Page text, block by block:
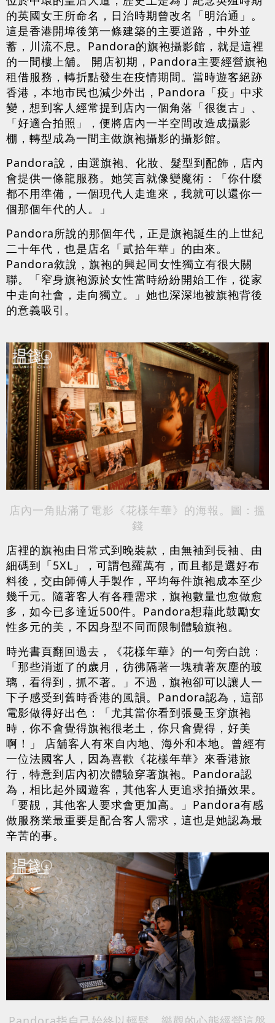
的英國女王所命名，日治時期曾改名「明治通」。
這是香港開埠後第一條建築的主要道路，中外並
蓄，川流不息。Pandora的旗袍攝影館，就是這裡
的一間樓上舖。 開店初期，Pandora主要經營旗袍
租借服務，轉折點發生在疫情期間。當時遊客絕跡
香港，本地市民也減少外出，Pandora「疫」中求
變，想到客人經常提到店內一個角落「很復古」、
「好適合拍照」，便將店內一半空間改造成攝影
棚，轉型成為一間主做旗袍攝影的攝影館。
Pandora說，由選旗袍、化妝、髮型到配飾，店內
會提供一條龍服務。她笑言就像變魔術：「你什麼
都不用準備，一個現代人走進來，我就可以還你一
個那個年代的人。」
Pandora所說的那個年代，正是旗袍誕生的上世紀
二十年代，也是店名「貳拾年華」的由來。
Pandora敘說，旗袍的興起同女性獨立有很大關
聯。「窄身旗袍源於女性當時紛紛開始工作，從家
中走向社會，走向獨立。」她也深深地被旗袍背後
的意義吸引。
店內一角貼滿了電影《花樣年華》的海報。圖：搵
錢
店裡的旗袍由日常式到晚裝款，由無袖到長袖、由
細碼到「5XL」，可謂包羅萬有，而且都是選好布
料後，交由師傅人手製作，平均每件旗袍成本至少
幾千元。隨著客人有各種需求，旗袍數量也愈做愈
多，如今已多達近500件。Pandora想藉此鼓勵女
性多元的美，不因身型不同而限制體驗旗袍。
時光書頁翻回過去，《花樣年華》的一句旁白說：
「那些消逝了的歲月，彷彿隔著一塊積著灰塵的玻
璃，看得到，抓不著。」不過，旗袍卻可以讓人一
下子感受到舊時香港的風韻。Pandora認為，這部
電影做得好出色：「尤其當你看到張曼玉穿旗袍
時，你不會覺得旗袍很老土，你只會覺得，好美
啊！」 店舖客人有來自內地、海外和本地。曾經有
一位法國客人，因為喜歡《花樣年華》來香港旅
行，特意到店內初次體驗穿著旗袍。Pandora認
為，相比起外國遊客，其他客人更追求拍攝效果。
「要靚，其他客人要求會更加高。」Pandora有感
做服務業最重要是配合客人需求，這也是她認為最
辛苦的事。